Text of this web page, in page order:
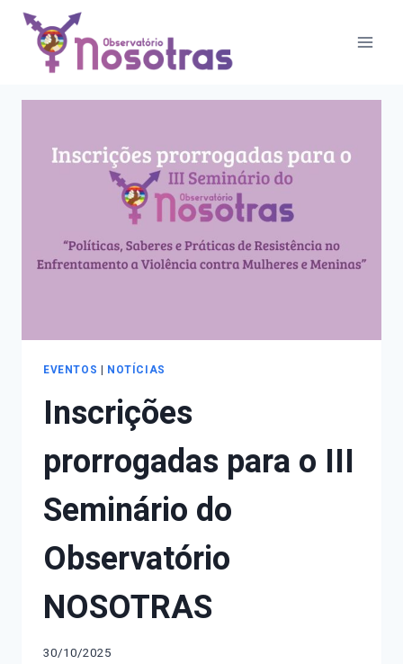
Pular
Eventos
EVENTOS | NOTÍCIAS
Inscrições
prorrogadas para o III
Seminário do
Observatório
NOSOTRAS
30/10/2025